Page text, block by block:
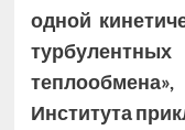
одной
Института